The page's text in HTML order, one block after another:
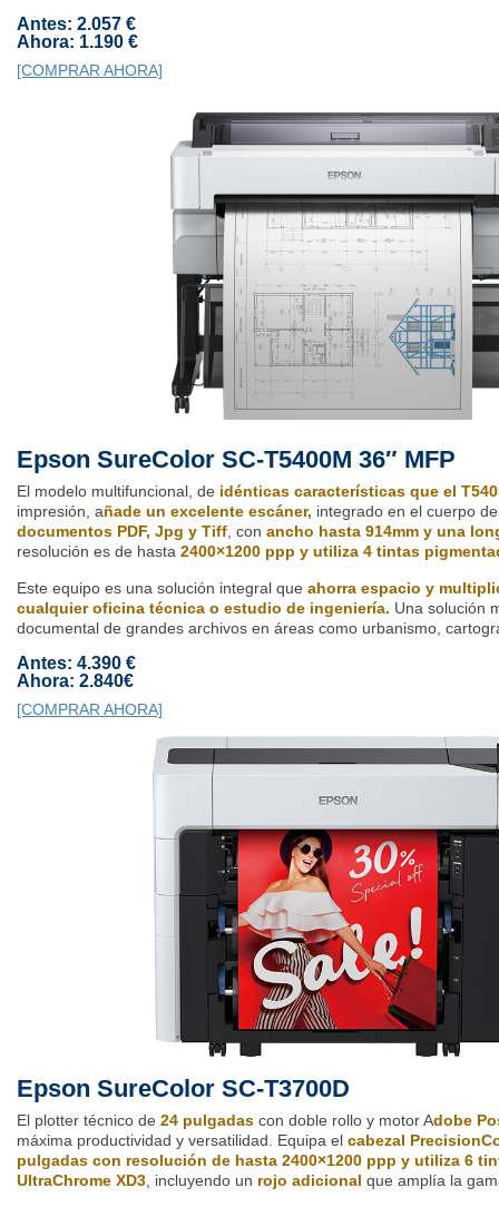
Antes: 2.057 €
Ahora: 1.190 €
[COMPRAR AHORA]
Epson SureColor SC-T5400M 36″ MFP
El modelo multifuncional, de idénticas características que el
impresión, añade un excelente escáner, integrado en el cuerpo
documentos PDF, Jpg y Tiff , con ancho hasta 914mm y una
resolución es de hasta 2400×1200 ppp y utiliza 4 tintas
Este equipo es una solución integral que ahorra espacio y
cualquier oficina técnica o estudio de ingeniería. Una solución
documental de grandes archivos en áreas como urbanismo,
Antes: 4.390 €
Ahora: 2.840€
[COMPRAR AHORA]
Epson SureColor SC-T3700D
El plotter técnico de 24 pulgadas con doble rollo y motor Adobe
máxima productividad y versatilidad. Equipa el cabezal
pulgadas con resolución de hasta 2400×1200 ppp y utiliza 6
UltraChrome XD3 , incluyendo un rojo adicional que amplía la